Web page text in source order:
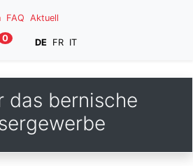
FAQ Aktuell
0 DE FR IT
das bernische